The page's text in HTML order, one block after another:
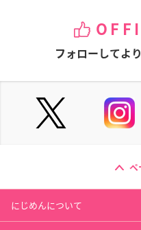
フォローしてよ
ペ
にじめんについて